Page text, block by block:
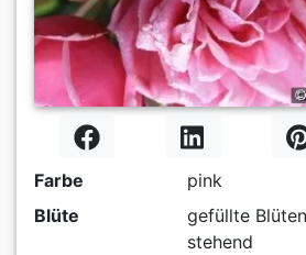
Farbe
pink
Blüte
gefüllte
stehend